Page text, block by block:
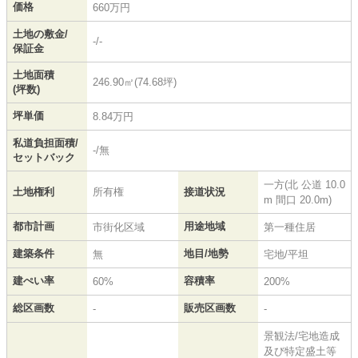
価格 660万円
土地の敷金/
保証金
-/-
土地面積
(坪数)
246.90㎡(74.68坪)
坪単価 8.84万円
私道負担面積/
セットバック
-/無
土地権利 所有権 接道状況
一方(北 公道 10.0
m 間口 20.0m)
都市計画 市街化区域 用途地域 第一種住居
建築条件 無 地目/地勢 宅地/平坦
建ぺい率 60% 容積率 200%
総区画数 - 販売区画数 -
景観法/宅地造成
及び特定盛土等